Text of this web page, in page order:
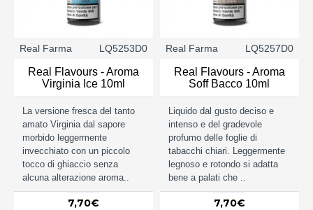
Real Farma LQ5253D0
Real Flavours - Aroma
Virginia Ice 10ml
La versione fresca del tanto
amato Virginia dal sapore
morbido leggermente
invecchiato con un piccolo
tocco di ghiaccio senza
alcuna alterazione aroma..
7,70€
Real Farma LQ5257D0
Real Flavours - Aroma
Soff Bacco 10ml
Liquido dal gusto deciso e
intenso e del gradevole
profumo delle foglie di
tabacchi chiari. Leggermente
legnoso e rotondo si adatta
bene a palati che ..
7,70€